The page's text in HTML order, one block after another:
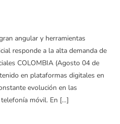
angular y herramientas
responde a la alta demanda de
COLOMBIA (Agosto 04 de
en plataformas digitales en
evolución en las
telefonía móvil. En […]